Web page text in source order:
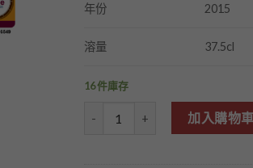
年份 2015
溶量 37.5cl
16 件庫存
Alpha Domus Noble Selection
加入購物車